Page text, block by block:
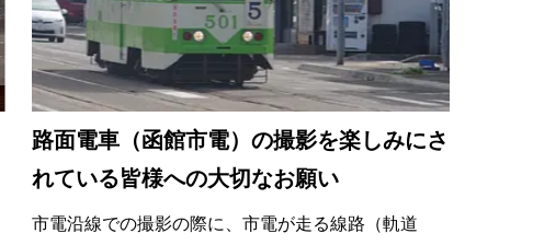
路面電車（函館市電）の撮影を楽しみにさ
れている皆様への大切なお願い
市電沿線での撮影の際に、市電が走る線路（軌道